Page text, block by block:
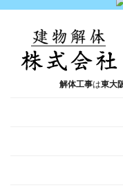
解体工事は東大